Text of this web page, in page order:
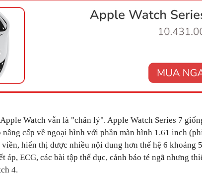
Watch vẫn là "chân lý". Apple Watch Series 7
cấp về ngoại hình với phần màn hình 1.61 inch
hiển thị được nhiều nội dung hơn thế hệ 6 khoảng
áp, ECG, các bài tập thể dục, cảnh báo té ngã nhưng
4.